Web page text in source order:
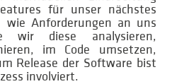
für unser nächstes
Anforderungen an uns
wir diese analysieren,
im Code umsetzen,
Release der Software bist
involviert.